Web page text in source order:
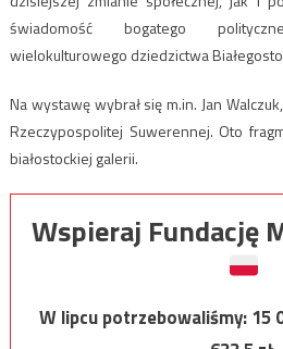
świadomość bogatego
wielokulturowego dziedzictwa
Na wystawę wybrał się m.in. Jan
Rzeczypospolitej Suwerennej. Oto
białostockiej galerii.
Wspieraj Fundację
W lipcu potrzebowaliśmy:15